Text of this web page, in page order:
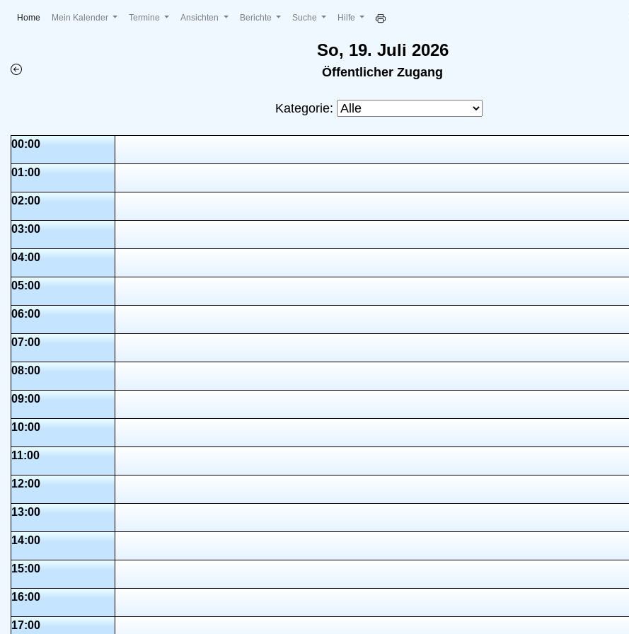
Home (current)
Mein Kalender Termine Ansichten Berichte Suche Hilfe
So, 19. Juli 2026
Öffentlicher Zugang
Kategorie:
00:00
01:00
02:00
03:00
04:00
05:00
06:00
07:00
08:00
09:00
10:00
11:00
12:00
13:00
14:00
15:00
16:00
17:00